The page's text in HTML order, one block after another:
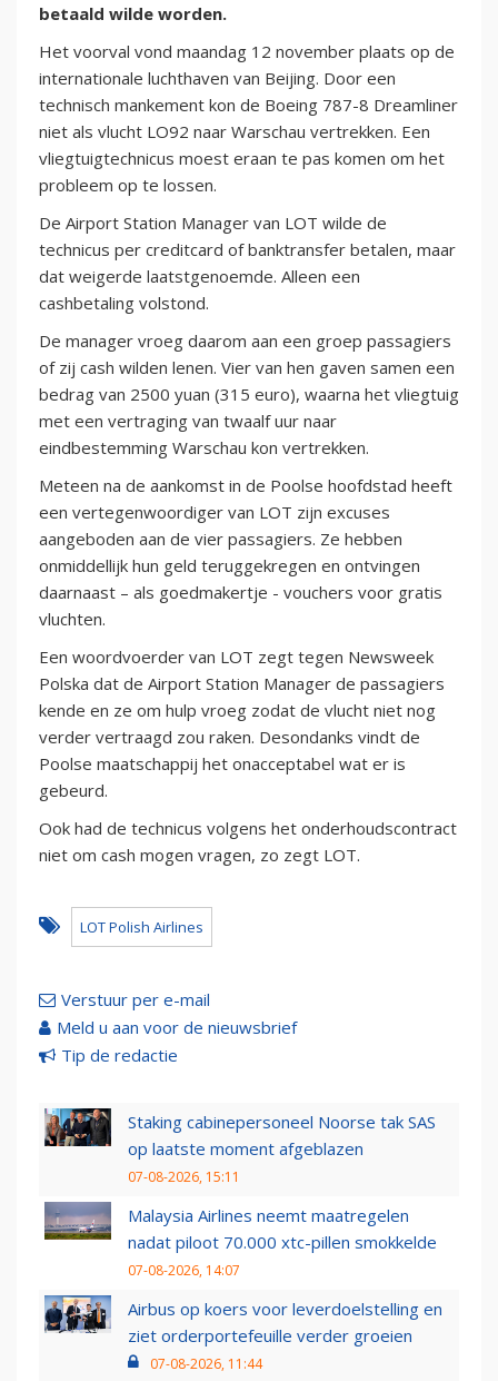
betaald wilde worden.
Het voorval vond maandag 12 november plaats op de
internationale luchthaven van Beijing. Door een
technisch mankement kon de Boeing 787-8 Dreamliner
niet als vlucht LO92 naar Warschau vertrekken. Een
vliegtuigtechnicus moest eraan te pas komen om het
probleem op te lossen.
De Airport Station Manager van LOT wilde de
technicus per creditcard of banktransfer betalen, maar
dat weigerde laatstgenoemde. Alleen een
cashbetaling volstond.
De manager vroeg daarom aan een groep passagiers
of zij cash wilden lenen. Vier van hen gaven samen een
bedrag van 2500 yuan (315 euro), waarna het vliegtuig
met een vertraging van twaalf uur naar
eindbestemming Warschau kon vertrekken.
Meteen na de aankomst in de Poolse hoofdstad heeft
een vertegenwoordiger van LOT zijn excuses
aangeboden aan de vier passagiers. Ze hebben
onmiddellijk hun geld teruggekregen en ontvingen
daarnaast – als goedmakertje - vouchers voor gratis
vluchten.
Een woordvoerder van LOT zegt tegen Newsweek
Polska dat de Airport Station Manager de passagiers
kende en ze om hulp vroeg zodat de vlucht niet nog
verder vertraagd zou raken. Desondanks vindt de
Poolse maatschappij het onacceptabel wat er is
gebeurd.
Ook had de technicus volgens het onderhoudscontract
niet om cash mogen vragen, zo zegt LOT.
LOT Polish Airlines
Verstuur per e-mail
Meld u aan voor de nieuwsbrief
Tip de redactie
Staking cabinepersoneel Noorse tak SAS
op laatste moment afgeblazen
07-08-2026, 15:11
Malaysia Airlines neemt maatregelen
nadat piloot 70.000 xtc-pillen smokkelde
07-08-2026, 14:07
Airbus op koers voor leverdoelstelling en
ziet orderportefeuille verder groeien
07-08-2026, 11:44